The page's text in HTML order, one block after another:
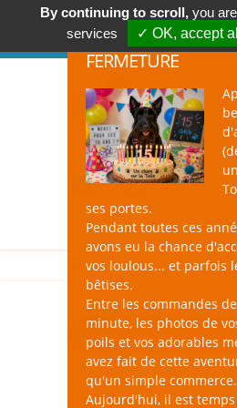
Accessoires & Design pour
FERMETURE
ses portes.
Pendant toutes ces
avons eu la chance
vos loulous... et parfois
bêtises.
Entre les commandes
minute, les photos de
poils et vos adorables
avez fait de cette
qu'un simple commerce.
Aujourd'hui, il est
Se
Shampooings pour
By continuing to scroll,you
services
✓ OK, accept all